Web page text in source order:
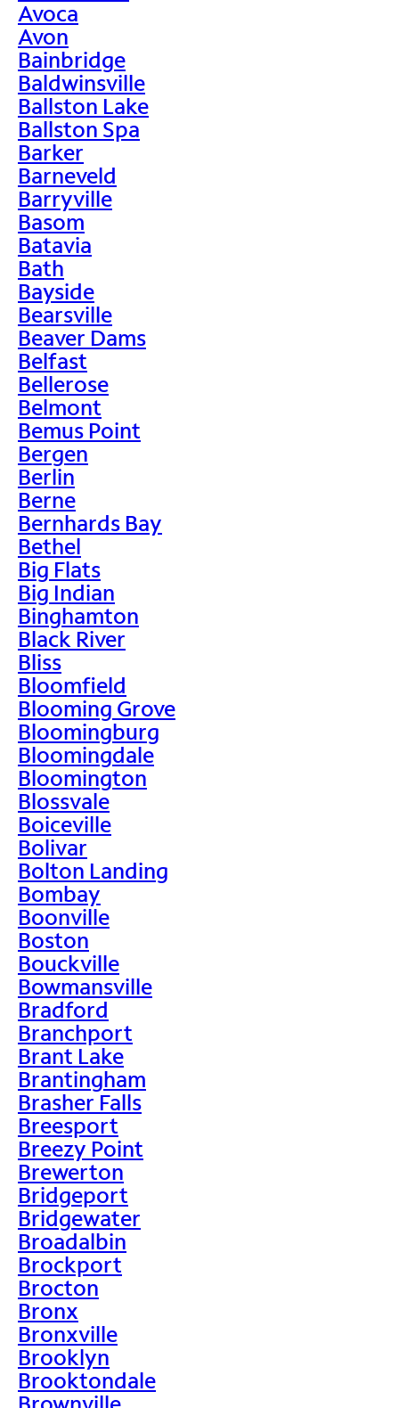
Avoca
Avon
Bainbridge
Baldwinsville
Ballston Lake
Ballston Spa
Barker
Barneveld
Barryville
Basom
Batavia
Bath
Bayside
Bearsville
Beaver Dams
Belfast
Bellerose
Belmont
Bemus Point
Bergen
Berlin
Berne
Bernhards Bay
Bethel
Big Flats
Big Indian
Binghamton
Black River
Bliss
Bloomfield
Blooming Grove
Bloomingburg
Bloomingdale
Bloomington
Blossvale
Boiceville
Bolivar
Bolton Landing
Bombay
Boonville
Boston
Bouckville
Bowmansville
Bradford
Branchport
Brant Lake
Brantingham
Brasher Falls
Breesport
Breezy Point
Brewerton
Bridgeport
Bridgewater
Broadalbin
Brockport
Brocton
Bronx
Bronxville
Brooklyn
Brooktondale